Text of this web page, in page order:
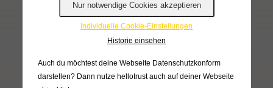
Laser-Behandlung
Hypnose
Individuelle Cookie-Einstellungen
Historie einsehen
Auch du möchtest deine Webseite Datenschutzkonform
darstellen? Dann nutze hellotrust auch auf deiner Webseite